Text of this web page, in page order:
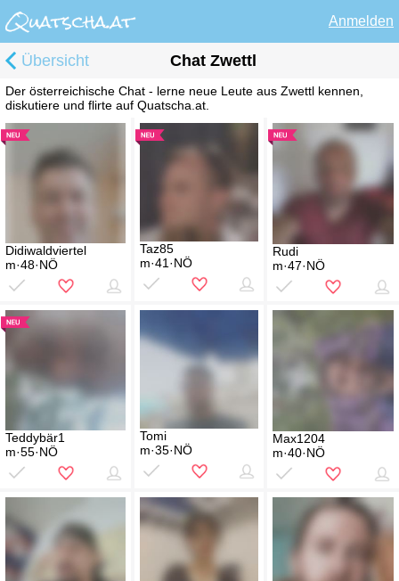
Anmelden
Übersicht Chat Zwettl
Der österreichische Chat - lerne neue Leute aus Zwettl kennen,
diskutiere und flirte auf Quatscha.at.
Didiwaldviertel
m·48·NÖ
Taz85
m·41·NÖ
Rudi
m·47·NÖ
Teddybär1
m·55·NÖ
Tomi
m·35·NÖ
Max1204
m·40·NÖ